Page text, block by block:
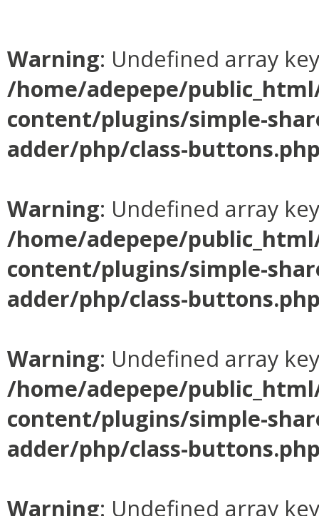
Warning: Undefined array
/home/adepepe/
content/plugins/simple-
adder/php/class-
Warning: Undefined array
/home/adepepe/
content/plugins/simple-
adder/php/class-
Warning: Undefined array
/home/adepepe/
content/plugins/simple-
adder/php/class-
Warning: Undefined array